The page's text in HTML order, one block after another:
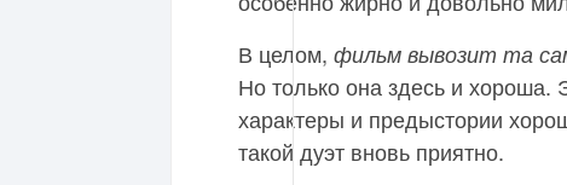
В целом, фильм вывозит та
Но только она здесь и хороша.
характеры и предыстории
такой дуэт вновь приятно.